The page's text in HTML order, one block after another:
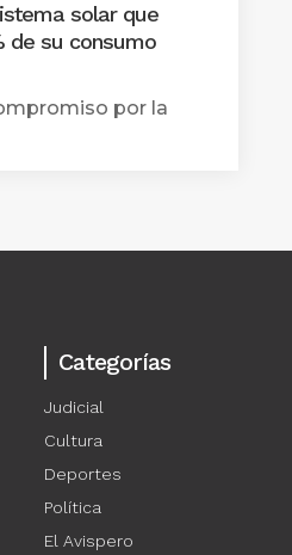
solar que
de su consumo
por la
Categorías
Judicial
Cultura
Deportes
Política
El Avispero